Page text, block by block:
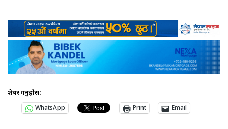
शेयर गर्नुहोस:
WhatsApp
Print Email